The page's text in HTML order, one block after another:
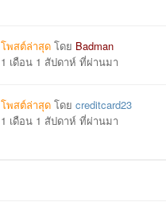
โพสต์ล่าสุด โดย Badman
1 เดือน 1 สัปดาห์ ที่ผ่านมา
โพสต์ล่าสุด โดยcreditcard23
1 เดือน 1 สัปดาห์ ที่ผ่านมา